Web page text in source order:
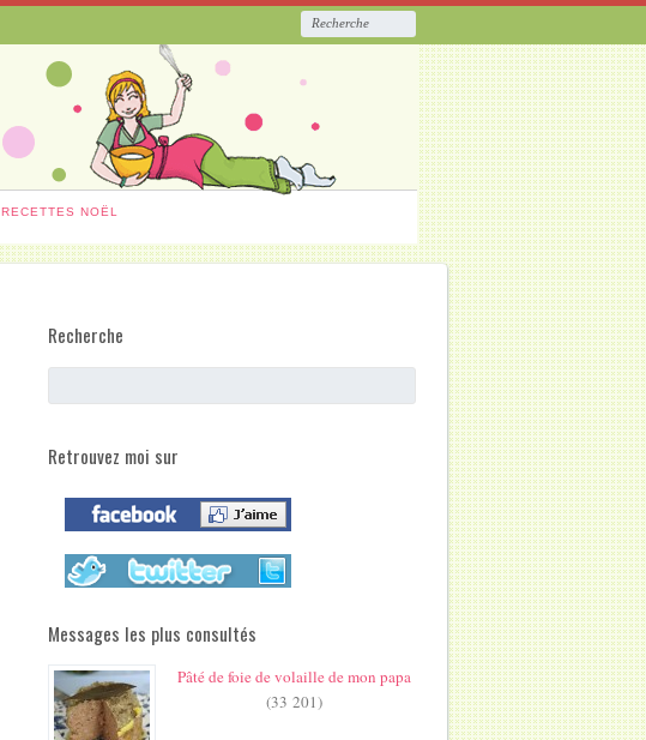
RECETTES NOËL
Recherche
Retrouvez moi sur
Messages les plus consultés
Pâté de foie de volaille de mon papa
(33 201)